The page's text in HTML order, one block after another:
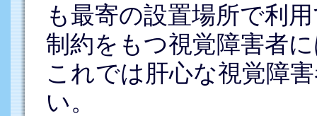
も最寄の設置場所で利
制約をもつ視覚障害者
これでは肝心な視覚障
い。